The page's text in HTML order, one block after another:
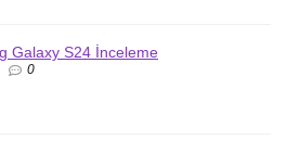
Galaxy S24 İnceleme
0